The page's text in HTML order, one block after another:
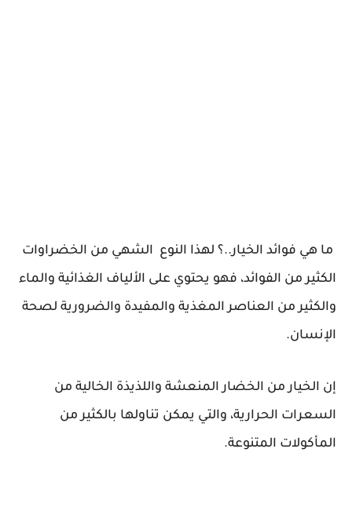
ما هي فوائد الخيار..؟ لهذا النوع الشهي من الخضراوات
الكثير من الفوائد، فهو يحتوي على الألياف الغذائية والماء
والكثير من العناصر المغذية والمفيدة والضرورية لصحة
الإنسان.
إن الخيار من الخضار المنعشة واللذيذة الخالية من
السعرات الحرارية، والتي يمكن تناولها بالكثير من
المأكولات المتنوعة.